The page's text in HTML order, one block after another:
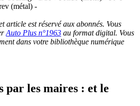
(métal) -
article est réservé aux abonnés. Vous
Auto Plus n°1963 au format digital. Vous
dans votre bibliothèque numérique
par les maires : et le